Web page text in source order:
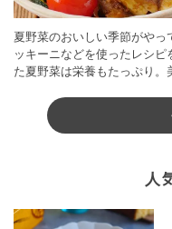
夏野菜のおいしい季節がや
ッキーニなどを使ったレシ
た夏野菜は栄養もたっぷり
人